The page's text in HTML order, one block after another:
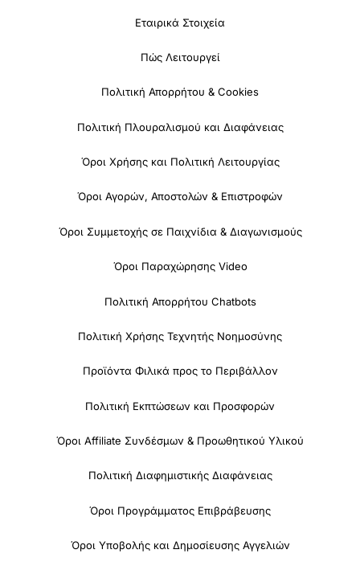
Εταιρικά Στοιχεία
Πώς Λειτουργεί
Πολιτική Απορρήτου & Cookies
Πολιτική Πλουραλισμού και Διαφάνειας
Όροι Χρήσης και Πολιτική Λειτουργίας
Όροι Αγορών, Αποστολών & Επιστροφών
Όροι Συμμετοχής σε Παιχνίδια & Διαγωνισμούς
Όροι Παραχώρησης Video
Πολιτική Απορρήτου Chatbots
Πολιτική Χρήσης Τεχνητής Νοημοσύνης
Προϊόντα Φιλικά προς το Περιβάλλον
Πολιτική Εκπτώσεων και Προσφορών
Όροι Affiliate Συνδέσμων & Προωθητικού Υλικού
Πολιτική Διαφημιστικής Διαφάνειας
Όροι Προγράμματος Επιβράβευσης
Όροι Υποβολής και Δημοσίευσης Αγγελιών